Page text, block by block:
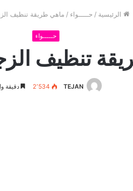
الرئيسية / حـــــواء / ماهي طريقة تنظيف
حـــــواء
تنظيف
TEJAN 2٬534 دقيقة